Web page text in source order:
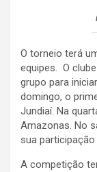
O torneio terá
equipes. O
grupo para
domingo, o
Jundiaí. Na
Amazonas. No
sua
A competição